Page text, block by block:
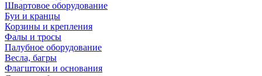
Швартовое оборудование
Буи и кранцы
Корзины и крепления
Фалы и тросы
Палубное оборудование
Весла, багры
Флагштоки и основания